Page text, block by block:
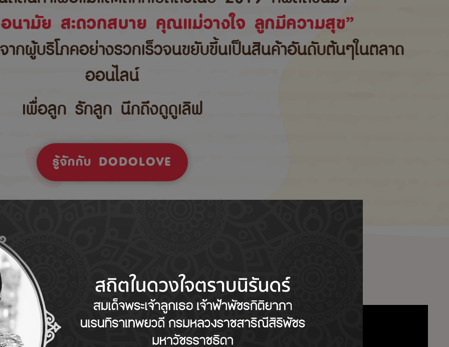
นามัย สะดวกสบาย คุณแม่วางใจ ลูกมีความสุข”
ากผู้บริโภคอย่างรวกเร็วจนขยับขึ้นเป็นสินค้าอันดับต้นๆในตลาด
ออนไลน์
เพื่อลูก รักลูก นึกถึงดูดูเลิฟ
รู้จักกับ DODOLOVE
Tips